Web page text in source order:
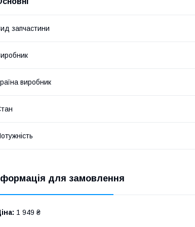
запчастини
виробник
для замовлення
1 949 ₴